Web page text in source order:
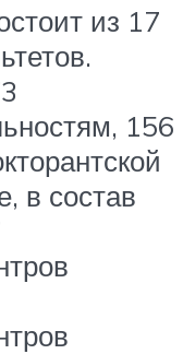
из 17
156
в состав